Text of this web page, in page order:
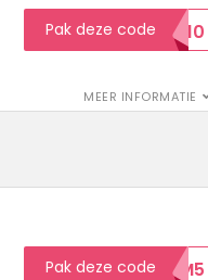
MEER INFORMATIE
Pak deze codeEXTRA10
Pak deze codeWELKOM5